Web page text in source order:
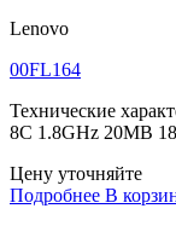
Lenovo
00FL164
Технические
8C 1.8GHz 20MB
Цену уточняйте
Подробнее В